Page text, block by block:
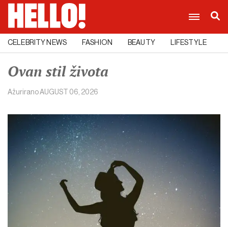
CELEBRITY NEWS FASHION BEAUTY LIFESTYLE
Ovan stil života
AžuriranoAUGUST 06, 2026